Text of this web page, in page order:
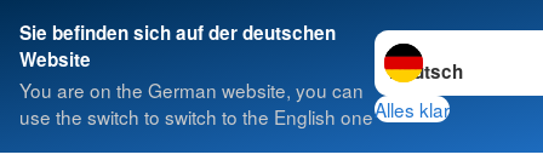
Sie befinden sich auf der deutschen
Website
You are on the German website, you can
use the switch to switch to the English one
Sprache wechseln
Alles klar